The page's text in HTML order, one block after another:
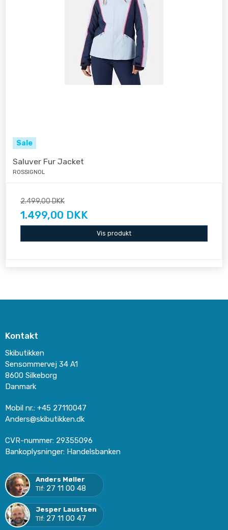
Sale
Saluver Fur Jacket
ROSSIGNOL
2.499,00 DKK
1.499,00 DKK
Vis produkt
Kontakt
Skibutikken
Sensommervej 34 A1
8600 Silkeborg
Danmark
Mobil nr.: +45 27110047
Anders@skibutikken.dk
CVR-nummer: 29355096
Bankoplysninger: Handelsbanken
Anders Møller
Tlf: 27 11 00 48
Jesper Laustsen
Tlf: 27 11 00 47